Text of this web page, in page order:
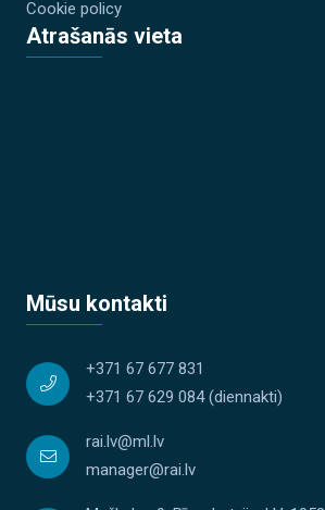
Cookie policy
Atrašanās vieta
Mūsu kontakti
+371 67 677 831
+371 67 629 084(diennakti)
rai.lv@ml.lv
manager@rai.lv